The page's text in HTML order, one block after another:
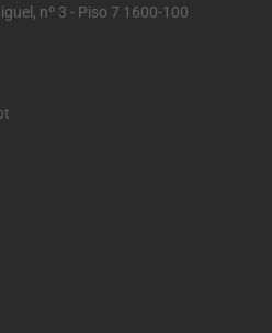
nº 3 - Piso 7 1600-100